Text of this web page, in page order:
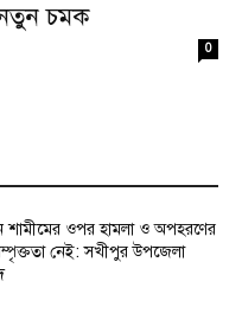
চমক
0
শামীমের ওপর হামলা ও অপহরণের
নেই: সখীপুর উপজেলা